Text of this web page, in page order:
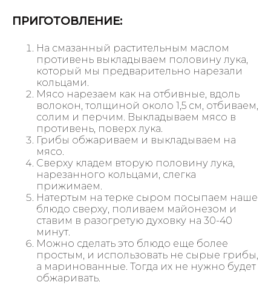
ПРИГОТОВЛЕНИЕ:
На смазанный растительным маслом
противень выкладываем половину лука,
который мы предварительно нарезали
кольцами.
Мясо нарезаем как на отбивные, вдоль
волокон, толщиной около 1,5 см, отбиваем,
солим и перчим. Выкладываем мясо в
противень, поверх лука.
Грибы обжариваем и выкладываем на
мясо.
Сверху кладем вторую половину лука,
нарезанного кольцами, слегка
прижимаем.
Натертым на терке сыром посыпаем наше
блюдо сверху, поливаем майонезом и
ставим в разогретую духовку на 30-40
минут.
Можно сделать это блюдо еще более
простым, и использовать не сырые грибы,
а маринованные. Тогда их не нужно будет
обжаривать.